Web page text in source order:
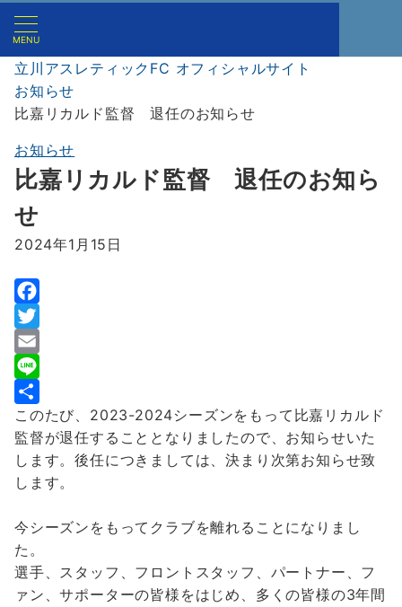
MENU
立川アスレティックFC オフィシャルサイト
お知らせ
比嘉リカルド監督 退任のお知らせ
お知らせ
比嘉リカルド監督 退任のお知ら
せ
2024年1月15日
F
a
c
e
b
o
o
k
T
w
t
t
e
r
E
m
a
i
l
L
i
n
e
共
有
このたび、2023-2024シーズンをもって比嘉リカルド
監督が退任することとなりましたので、お知らせいた
します。後任につきましては、決まり次第お知らせ致
します。
今シーズンをもってクラブを離れることになりまし
た。
選手、スタッフ、フロントスタッフ、パートナー、フ
ァン、サポーターの皆様をはじめ、多くの皆様の3年間